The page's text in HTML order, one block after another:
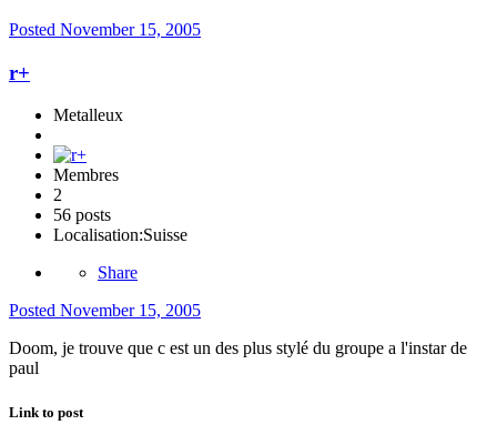
Posted November 15, 2005
r+
Metalleux
Membres
2
56 posts
Localisation:Suisse
Share
Posted November 15, 2005
Doom, je trouve que c est un des plus stylé du groupe a l'instar de
paul
Link to post